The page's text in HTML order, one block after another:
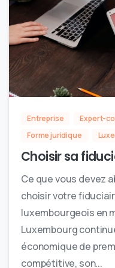
Entreprise Expert-
Forme juridique
Choisir sa
Ce que vous devez
choisir votre
luxembourgeois en
Luxembourg
économique de
compétitive, son...